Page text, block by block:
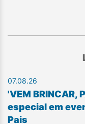
07.08.26
'VEM BRINCAR,
especial em
Pais